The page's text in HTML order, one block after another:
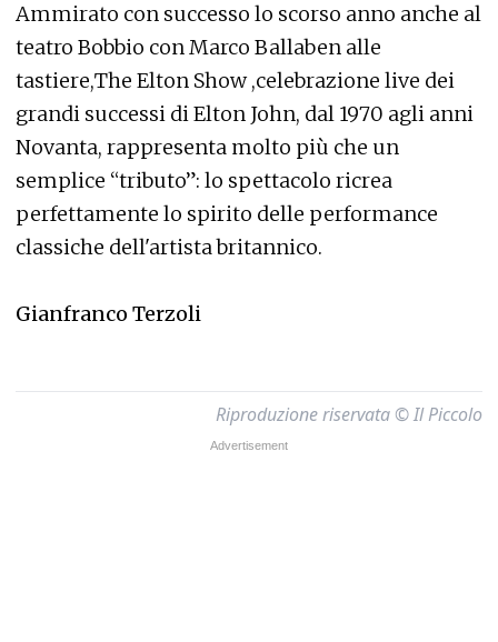
Ammirato con successo lo scorso anno anche al
teatro Bobbio con Marco Ballaben alle
tastiere,The Elton Show ,celebrazione live dei
grandi successi di Elton John, dal 1970 agli anni
Novanta, rappresenta molto più che un
semplice “tributo”: lo spettacolo ricrea
perfettamente lo spirito delle performance
classiche dell'artista britannico.
Gianfranco Terzoli
Riproduzione riservata © Il Piccolo